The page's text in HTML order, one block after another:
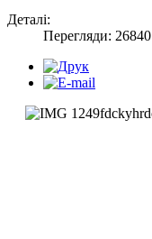
Деталі:
Перегляди: 26840